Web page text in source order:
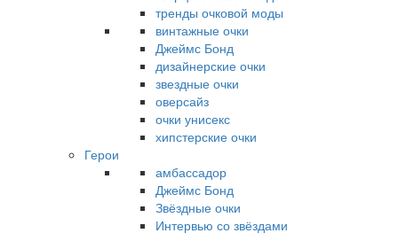
тренды очковой моды
винтажные очки
Джеймс Бонд
дизайнерские очки
звездные очки
оверсайз
очки унисекс
хипстерские очки
Герои
амбассадор
Джеймс Бонд
Звёздные очки
Интервью со звёздами